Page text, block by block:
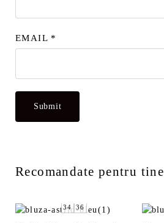
EMAIL *
Recomandate pentru tine
34 36